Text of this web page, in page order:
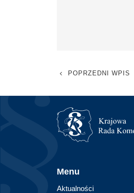
POPRZEDNI WPIS
Menu
Aktualności